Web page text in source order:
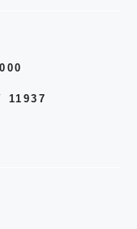
11937